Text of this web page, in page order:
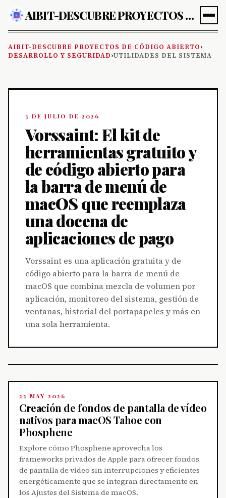
AIBIT-DESCUBRE PROYECTOS DE CÓDIGO ABIERTO
AIBIT-DESCUBRE PROYECTOS DE CÓDIGO ABIERTO›
DESARROLLO Y SEGURIDAD›UTILIDADES DEL SISTEMA
3 DE JULIO DE 2026
Vorssaint: El kit de
herramientas gratuito y
de código abierto para
la barra de menú de
macOS que reemplaza
una docena de
aplicaciones de pago
Vorssaint es una aplicación gratuita y de
código abierto para la barra de menú de
macOS que combina mezcla de volumen por
aplicación, monitoreo del sistema, gestión de
ventanas, historial del portapapeles y más en
una sola herramienta.
22 MAY 2026
Creación de fondos de pantalla de vídeo
nativos para macOS Tahoe con
Phosphene
Explore cómo Phosphene aprovecha los
frameworks privados de Apple para ofrecer fondos
de pantalla de vídeo sin interrupciones y eficientes
energéticamente que se integran directamente en
los Ajustes del Sistema de macOS.